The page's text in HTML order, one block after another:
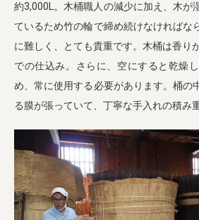
約3,000L。木桶職人の減少に加え、木が
ているため竹の輪で締め続けなければな
に難しく、とても貴重です。木桶は香り
での仕込み。さらに、空にすると乾燥
め、常に使用する必要があります。桶の
る膜が張っていて、丁寧な手入れの積み